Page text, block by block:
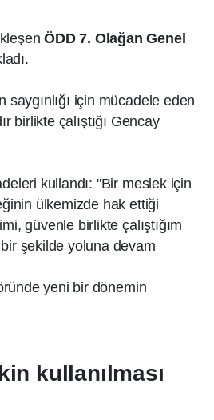
ÖDD 7. Olağan Genel
saygınlığı için mücadele eden
birlikte çalıştığı Gencay
kullandı: "Bir meslek için
ülkemizde hak ettiği
güvenle birlikte çalıştığım
şekilde yoluna devam
yeni bir dönemin
kullanılması